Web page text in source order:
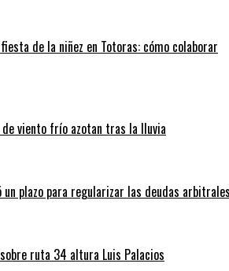
de la niñez en Totoras: cómo colaborar
viento frío azotan tras la lluvia
un plazo para regularizar las deudas
ruta 34 altura Luis Palacios